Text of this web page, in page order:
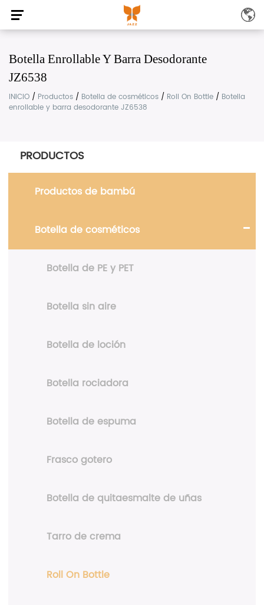
Botella Enrollable Y Barra Desodorante
JZ6538
INICIO / Productos / Botella de cosméticos / Roll On Bottle / Botella
enrollable y barra desodorante JZ6538
PRODUCTOS
Productos de bambú
Botella de cosméticos
Botella de PE y PET
Botella sin aire
Botella de loción
Botella rociadora
Botella de espuma
Frasco gotero
Botella de quitaesmalte de uñas
Tarro de crema
Roll On Bottle